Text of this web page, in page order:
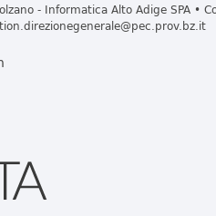
- Informatica Alto Adige SPA •